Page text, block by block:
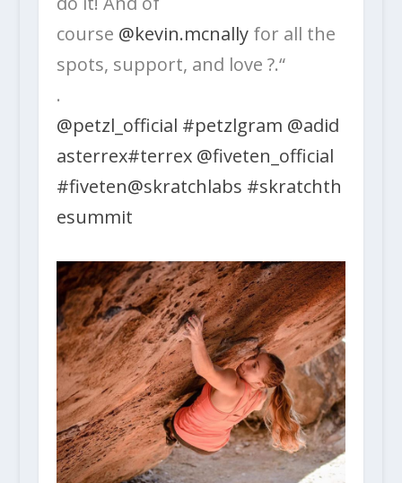
course @kevin.mcnallyfor all the
spots, support, and love ?.“
.
@petzl_official #petzlgram @adid
asterrex#terrex @fiveten_official
#fiveten@skratchlabs #skratchth
esummit